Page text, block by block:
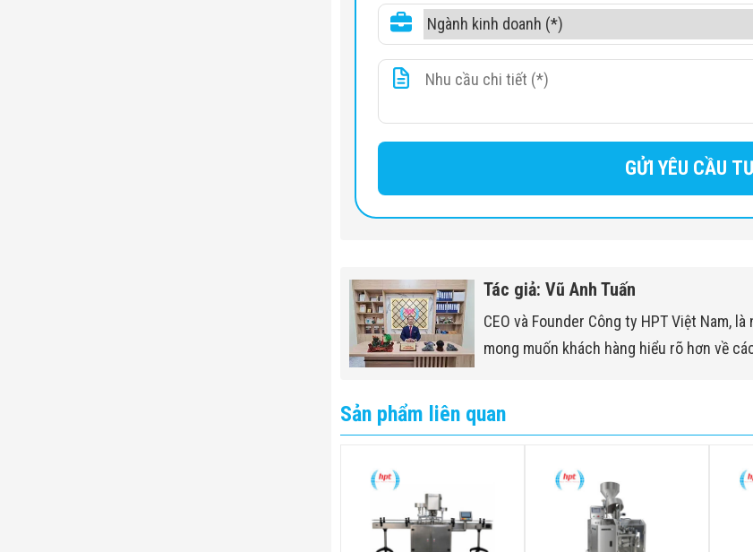
Tác giả: Vũ Anh Tuấn
CEO và Founder Công ty HPT Việt Nam,
mong muốn khách hàng hiểu rõ hơn về
Sản phẩm liên quan